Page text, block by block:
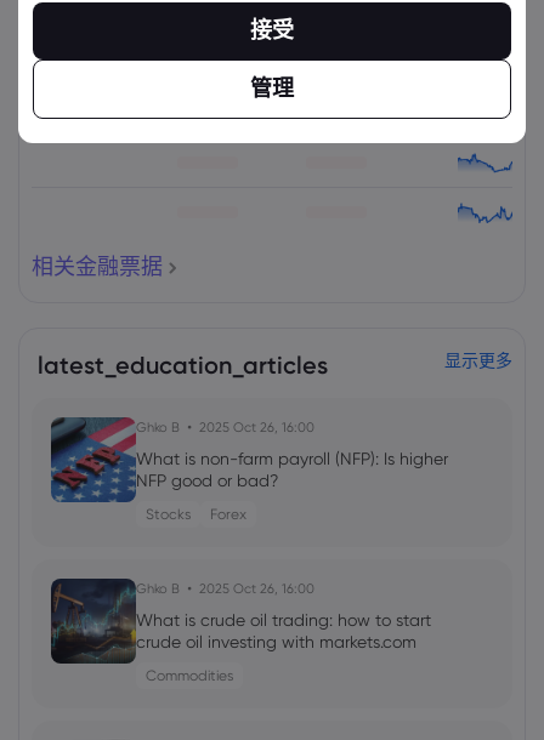
相关金融票据
latest_education_articles 显示更多
Ghko B 2025 Oct 26, 16:00
What is non-farm payroll (NFP): Is higher
NFP good or bad?
Stocks Forex
Ghko B 2025 Oct 26, 16:00
What is crude oil trading: how to start
crude oil investing with markets.com
Commodities
接受
管理